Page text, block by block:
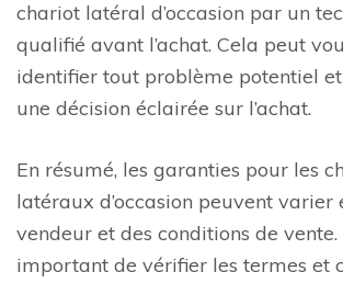
chariot latéral d’occasion par un
qualifié avant l’achat. Cela peut
identifier tout problème potentiel
une décision éclairée sur l’achat.
En résumé, les garanties pour les
latéraux d’occasion peuvent varier
vendeur et des conditions de vente.
important de vérifier les termes et